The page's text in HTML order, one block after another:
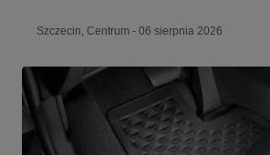
Szczecin, Centrum - 06 sierpnia 2026